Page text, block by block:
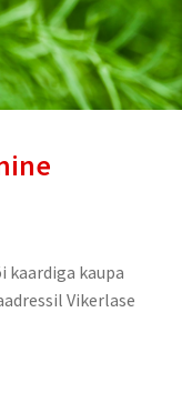
kaardiga kaupa
Vikerlase